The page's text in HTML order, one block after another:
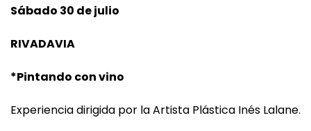
Sábado 30 de julio
RIVADAVIA
*Pintando con vino
Experiencia dirigida por la Artista Plástica Inés Lalane.